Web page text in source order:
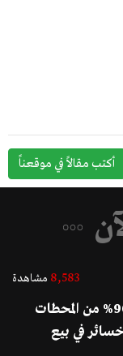
أكتب مقالاً في موقعناً
8,583 مشاهدة
فادي أبو شقرا: 90% من المحطات
في بيع